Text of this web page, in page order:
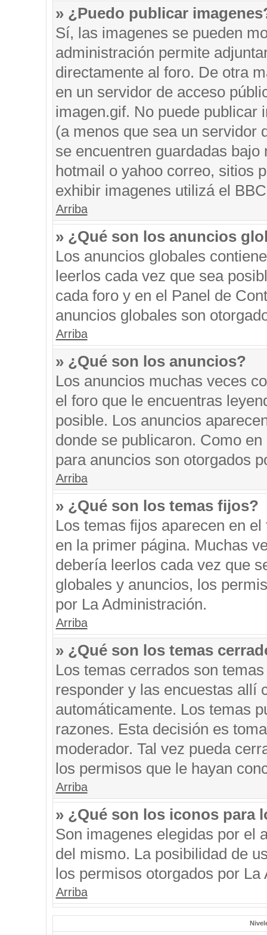
» ¿Puedo publicar
Sí, las imagenes se pueden
administración permite
directamente al foro. De otra
en un servidor de acceso
imagen.gif. No puede publicar
(a menos que sea un servidor
se encuentren guardadas
hotmail o yahoo correo, sitios
exhibir imagenes utilizá el
Arriba
» ¿Qué son los anuncios
Los anuncios globales
leerlos cada vez que sea
cada foro y en el Panel de
anuncios globales son
Arriba
» ¿Qué son los anuncios?
Los anuncios muchas veces
el foro que le encuentras
posible. Los anuncios
donde se publicaron. Como
para anuncios son otorgados
Arriba
» ¿Qué son los temas fijos?
Los temas fijos aparecen en
en la primer página. Muchas
debería leerlos cada vez que
globales y anuncios, los
por La Administración.
Arriba
» ¿Qué son los temas
Los temas cerrados son
responder y las encuestas allí
automáticamente. Los temas
razones. Esta decisión es
moderador. Tal vez pueda
los permisos que le hayan
Arriba
» ¿Qué son los iconos para
Son imagenes elegidas por el
del mismo. La posibilidad de
los permisos otorgados por La
Arriba